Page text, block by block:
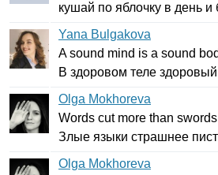
кушай по яблочку в день и
Yana Bulgakova
A sound mind is a sound
В здоровом теле
Olga Mokhoreva
Words cut more than swords
Злые языки страшнее
Olga Mokhoreva